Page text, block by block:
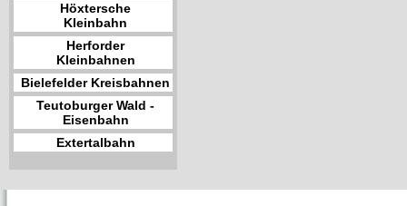
Höxtersche
Kleinbahn
Herforder
Kleinbahnen
Bielefelder Kreisbahnen
Teutoburger Wald -
Eisenbahn
Extertalbahn